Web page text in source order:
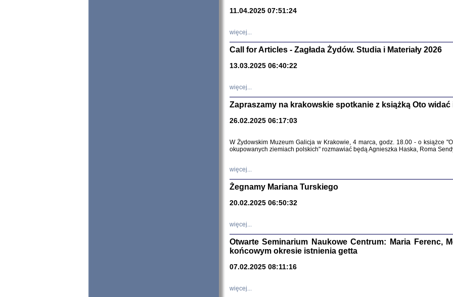
TYLEŚMY
11.04.2025 07:51:24
więcej...
Call for Articles - Zagłada Żydów. Studia i Materiały 2026
13.03.2025 06:40:22
więcej...
Zapraszamy na krakowskie spotkanie z książką Oto widać
26.02.2025 06:17:03
W Żydowskim Muzeum Galicja w Krakowie, 4 marca, godz. 18.00 - o książce
okupowanych ziemiach polskich" rozmawiać będą Agnieszka Haska, Roma
więcej...
Żegnamy Mariana Turskiego
20.02.2025 06:50:32
więcej...
Otwarte Seminarium Naukowe Centrum: Maria Ferenc,
końcowym okresie istnienia getta
07.02.2025 08:11:16
więcej...